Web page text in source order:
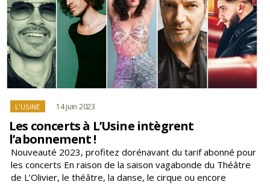
Catégories
L'USINE
Les concerts à L’Usine intègrent
l’abonnement !
14 juin 2023
Nouveauté 2023, profitez dorénavant du tarif abonné pour
les concerts En raison de la saison vagabonde du Théâtre
de L’Olivier, le théâtre, la danse, le cirque ou encore